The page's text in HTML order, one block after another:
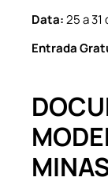
Data:25 a
Entrada